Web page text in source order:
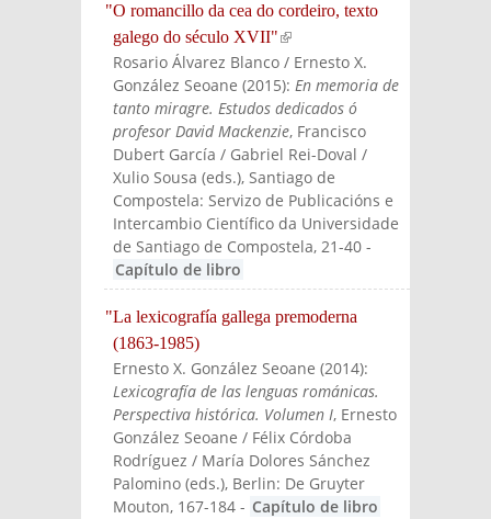
"O romancillo da cea do cordeiro, texto
galego do século XVII"(link is external)
Rosario Álvarez Blanco / Ernesto X.
González Seoane (2015):En memoria de
tanto miragre. Estudos dedicados ó
profesor David Mackenzie, Francisco
Dubert García / Gabriel Rei-Doval /
Xulio Sousa (eds.), Santiago de
Compostela: Servizo de Publicacións e
Intercambio Científico da Universidade
de Santiago de Compostela, 21-40 -
Capítulo de libro
"La lexicografía gallega premoderna
(1863-1985)
Ernesto X. González Seoane (2014):
Lexicografía de las lenguas románicas.
Perspectiva histórica. Volumen I, Ernesto
González Seoane / Félix Córdoba
Rodríguez / María Dolores Sánchez
Palomino (eds.), Berlin: De Gruyter
Mouton, 167-184 - Capítulo de libro